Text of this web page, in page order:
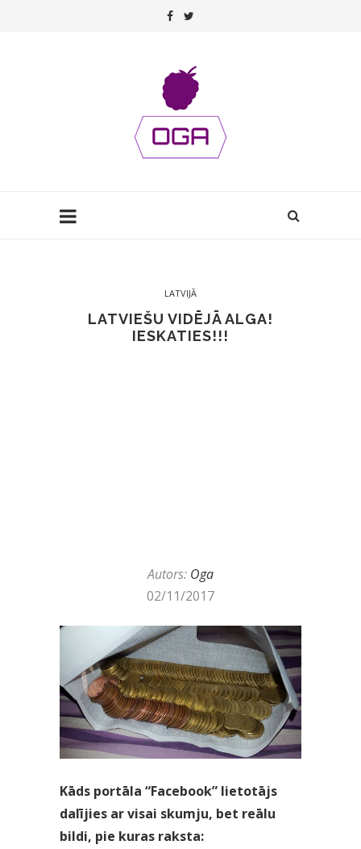
LATVIJĀ
LATVIEŠU VIDĒJĀ ALGA!
IESKATIES!!!
Autors: Oga
02/11/2017
Kāds portāla “Facebook” lietotājs
dalījies ar visai skumju, bet reālu
bildi, pie kuras raksta: